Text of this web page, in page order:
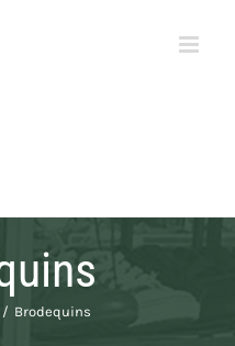
Brodequins